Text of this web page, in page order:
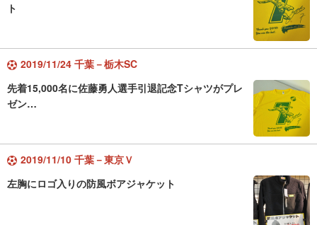
ト
2019/11/24 千葉－栃木SC
先着15,000名に佐藤勇人選手引退記念Tシャツがプレ
ゼン…
2019/11/10 千葉－東京Ｖ
左胸にロゴ入りの防風ボアジャケット